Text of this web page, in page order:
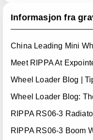
Informasjon fra